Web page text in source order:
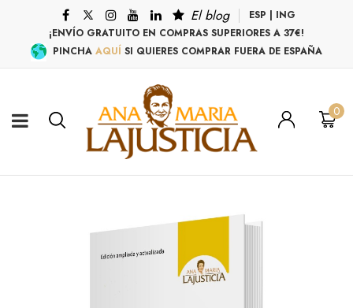
El blog ESP | ING
¡ENVÍO GRATUITO EN COMPRAS SUPERIORES A 37€!
PINCHA AQUÍ SI QUIERES COMPRAR FUERA DE ESPAÑA
0